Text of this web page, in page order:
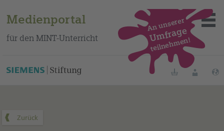
Medienportal
für den MINT-Unterricht
Über das Portal
Merklisten
An unserer
Umfrage
teilnehmen!
Dieses Medium finden Sie auf unserem spanischen